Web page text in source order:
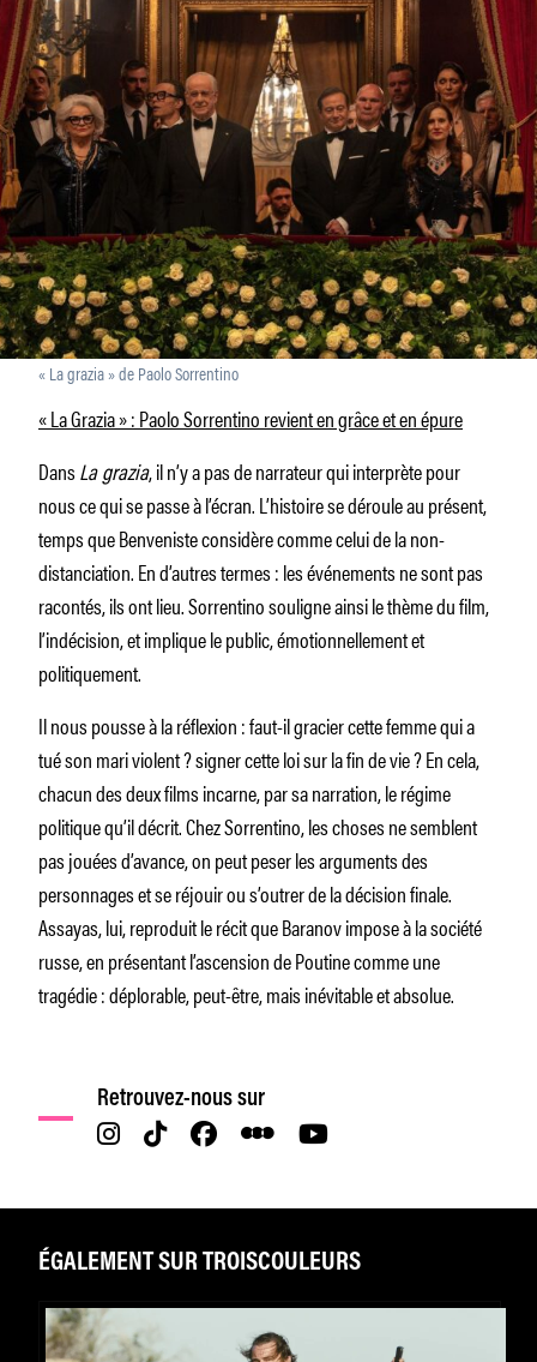
« La grazia » de Paolo Sorrentino
« La Grazia » : Paolo Sorrentino revient en grâce et en épure
DansLa grazia, il n’y a pas de narrateur qui interprète pour
nous ce qui se passe à l’écran. L’histoire se déroule au présent,
temps que Benveniste considère comme celui de la non-
distanciation. En d’autres termes : les événements ne sont pas
racontés, ils ont lieu. Sorrentino souligne ainsi le thème du film,
l’indécision, et implique le public, émotionnellement et
politiquement.
Il nous pousse à la réflexion : faut-il gracier cette femme qui a
tué son mari violent ? signer cette loi sur la fin de vie ? En cela,
chacun des deux films incarne, par sa narration, le régime
politique qu’il décrit. Chez Sorrentino, les choses ne semblent
pas jouées d’avance, on peut peser les arguments des
personnages et se réjouir ou s’outrer de la décision finale.
Assayas, lui, reproduit le récit que Baranov impose à la société
russe, en présentant l’ascension de Poutine comme une
tragédie : déplorable, peut-être, mais inévitable et absolue.
Retrouvez-nous sur
ÉGALEMENT SUR TROISCOULEURS